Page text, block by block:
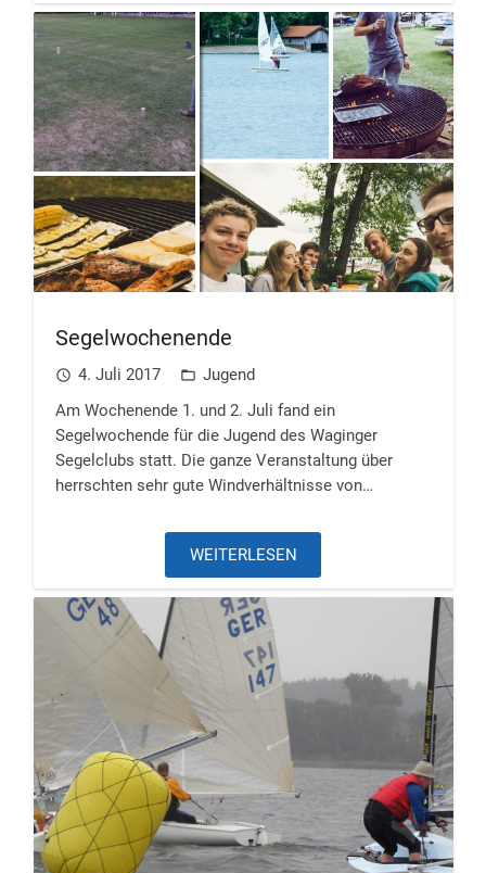
Segelwochenende
access_time 4. Juli 2017 folder_open Jugend
Am Wochenende 1. und 2. Juli fand ein
Segelwochende für die Jugend des Waginger
Segelclubs statt. Die ganze Veranstaltung über
herrschten sehr gute Windverhältnisse von…
WEITERLESEN